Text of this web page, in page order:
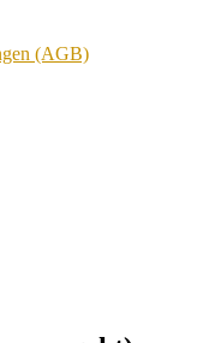
(AGB)